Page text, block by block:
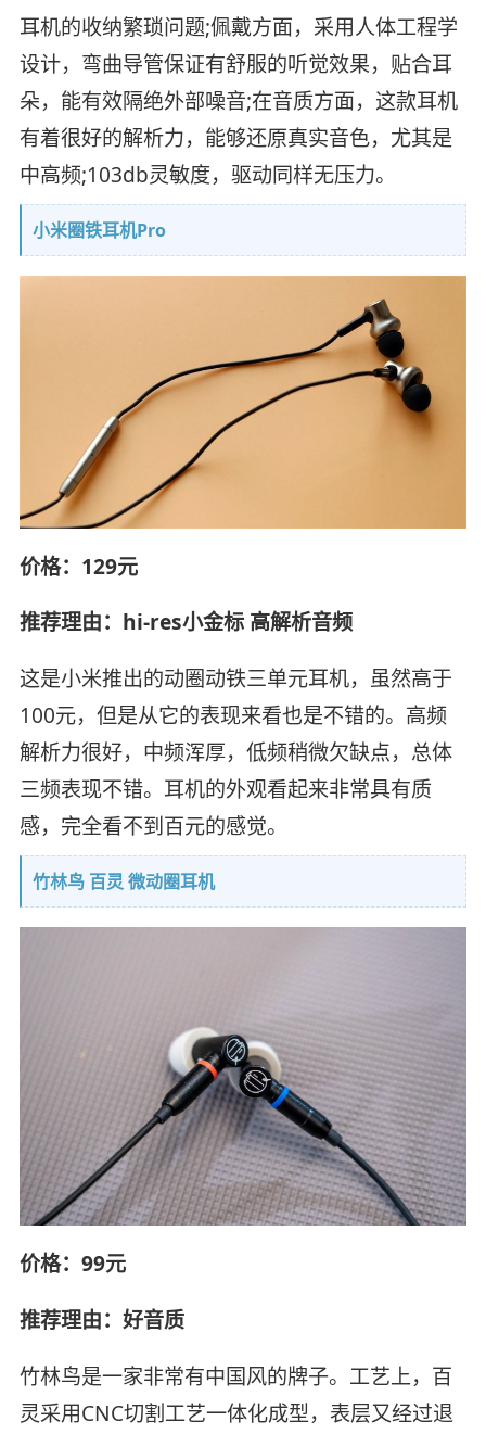
耳机的收纳繁琐问题;佩戴方面，采用人体工程学
设计，弯曲导管保证有舒服的听觉效果，贴合耳
朵，能有效隔绝外部噪音;在音质方面，这款耳机
有着很好的解析力，能够还原真实音色，尤其是
中高频;103db灵敏度，驱动同样无压力。
小米圈铁耳机Pro
价格：129元
推荐理由：hi-res小金标 高解析音频
这是小米推出的动圈动铁三单元耳机，虽然高于
100元，但是从它的表现来看也是不错的。高频
解析力很好，中频浑厚，低频稍微欠缺点，总体
三频表现不错。耳机的外观看起来非常具有质
感，完全看不到百元的感觉。
竹林鸟 百灵 微动圈耳机
价格：99元
推荐理由：好音质
竹林鸟是一家非常有中国风的牌子。工艺上，百
灵采用CNC切割工艺一体化成型，表层又经过退